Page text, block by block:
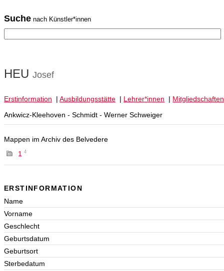
Suche nach Künstler*innen
HEU Josef
Erstinformation | Ausbildungsstätte | Lehrer*innen | Mitgliedschaften
Ankwicz-Kleehoven - Schmidt - Werner Schweiger
Mappen im Archiv des Belvedere
1
4
ERSTINFORMATION
Name
Vorname
Geschlecht
Geburtsdatum
Geburtsort
Sterbedatum